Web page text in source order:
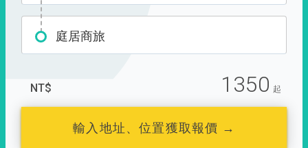
庭居商旅
NT$ 1350 起
輸入地址、位置獲取報價 →